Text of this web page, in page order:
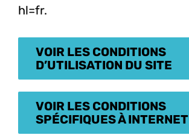
hl=fr.
VOIR LES CONDITIONS
D’UTILISATION DU SITE
VOIR LES CONDITIONS
SPÉCIFIQUES À INTERNET